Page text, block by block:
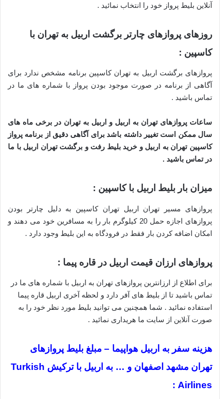
آنلاین بلیط پرواز خود را انتخاب نمائید .
روزهای پروازهای چارتر برگشت اربیل به تهران با
کاسپین :
پروازهای برگشت اربیل به تهران کاسپین برنامه مشخص ندارد برای
آگاهی از برنامه در صورت موجود بودن پرواز با شماره های ما در
تماس باشید .
ساعات پروازهای تهران به اربیل و اربیل به تهران در برخی ماه های
سال ممکن است تغییر داشته باشد برای آگاهی دقیق از برنامه پرواز
کاسپین تهران به اربیل و خرید بلیط رفت و برگشت تهران اربیل با ما
در تماس باشید .
میزان بار بلیط اربیل با کاسپین :
پروازهای مسیر تهران اربیل تهران کاسپین به دلیل چارتر بودن
پروازهای اجازه حمل 20 کیلوگرم بار را به مسافرین خود می دهند و
امکان اضافه کردن بار فقط در فرودگاه به این بلیط وجود دارد .
پروازهای ارزان قیمت اربیل در قاره پیما :
برای اطلاع از ارزانترین پروازهای تهران به اربیل با شماره های ما در
تماس باشید تا از بلیط های آفر دارد و لحظه آخری اربیل قاره پیما
استفاده نمائید . شما همچنین می توانید بلیط مورد نظر خود را به
صورت آنلاین از سایت ما هریداری نمائید .
هزینه سفر به اربیل هواپیما – مبلغ بلیط پروازهای
تهران مشهد اصفهان و … به اربیل با ترکیش Turkish
Airlines :